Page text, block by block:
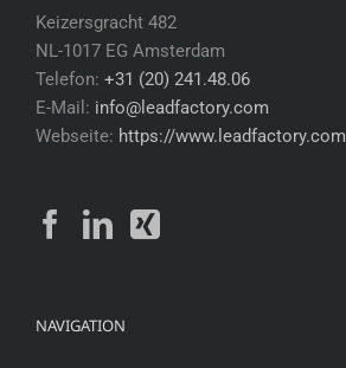
Keizersgracht 482
NL-1017 EG Amsterdam
Telefon: +31 (20) 241.48.06
E-Mail: info@leadfactory.com
Webseite: https://www.leadfactory.com
NAVIGATION